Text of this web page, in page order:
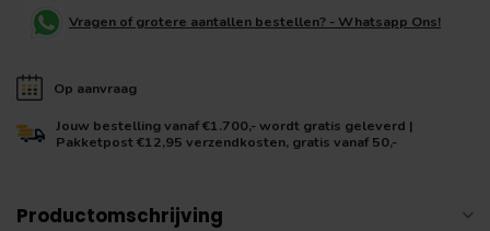
Vragen of grotere aantallen bestellen? - Whatsapp Ons!
Op aanvraag
Jouw bestelling vanaf €1.700,- wordt gratis geleverd |
Pakketpost €12,95 verzendkosten, gratis vanaf 50,-
Productomschrijving